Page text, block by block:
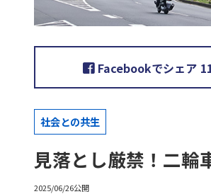
Facebookでシェア
社会との共生
見落とし厳禁！二輪
2025/06/26公開